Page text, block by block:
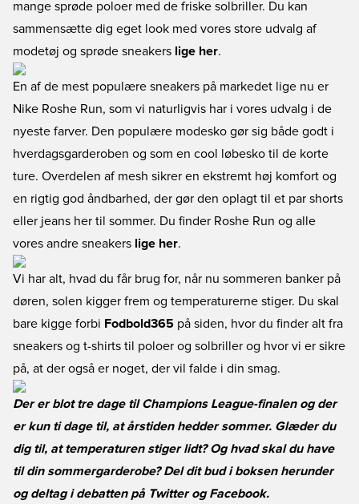
mange sprøde poloer med de friske solbriller. Du kan
sammensætte dig eget look med vores store udvalg af
modetøj og sprøde sneakers lige her.
En af de mest populære sneakers på markedet lige nu er
Nike Roshe Run, som vi naturligvis har i vores udvalg i de
nyeste farver. Den populære modesko gør sig både godt i
hverdagsgarderoben og som en cool løbesko til de korte
ture. Overdelen af mesh sikrer en ekstremt høj komfort og
en rigtig god åndbarhed, der gør den oplagt til et par shorts
eller jeans her til sommer. Du finder Roshe Run og alle
vores andre sneakers lige her.
Vi har alt, hvad du får brug for, når nu sommeren banker på
døren, solen kigger frem og temperaturerne stiger. Du skal
bare kigge forbi Fodbold365 på siden, hvor du finder alt fra
sneakers og t-shirts til poloer og solbriller og hvor vi er sikre
på, at der også er noget, der vil falde i din smag.
Der er blot tre dage til Champions League-finalen og der
er kun ti dage til, at årstiden hedder sommer. Glæder du
dig til, at temperaturen stiger lidt? Og hvad skal du have
til din sommergarderobe? Del dit bud i boksen herunder
og deltag i debatten på TwitterogFacebook.